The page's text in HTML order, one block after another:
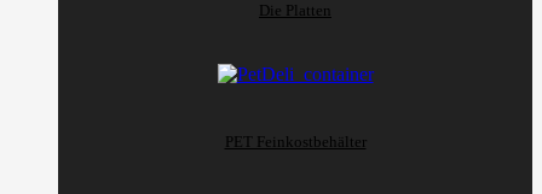
Die Platten
PET Feinkostbehälter